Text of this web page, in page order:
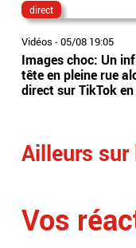
direct
Vidéos -05/08 19:05
Images choc: Un
tête en pleine rue
direct sur TikTok
Ailleurs sur
Vos